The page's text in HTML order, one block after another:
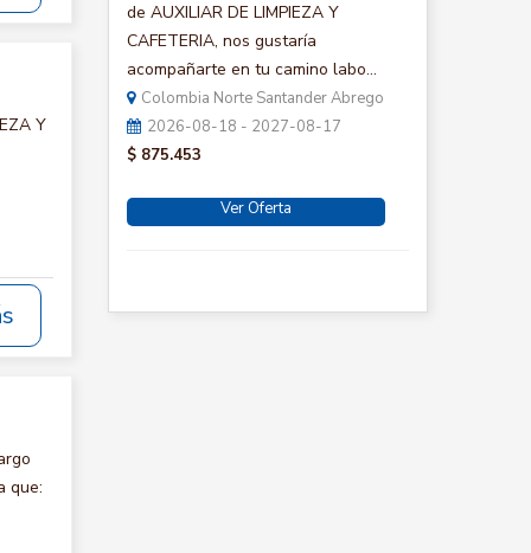
Y
que:
de AUXILIAR DE LIMPIEZA Y
CAFETERIA, nos gustaría
acompañarte en tu camino labo...
Colombia Norte Santander Abrego
2026-08-18 - 2027-08-17
$ 875.453
Ver Oferta